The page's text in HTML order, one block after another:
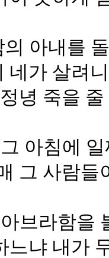
아내를
네가 살려
녕 죽을
아침에
그 사람
브라함을
느냐 내가